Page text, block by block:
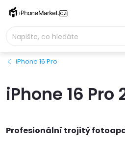
Přejít
obsah
iPhone 16 Pro
iPhone 16 Pro
Profesionální trojitý